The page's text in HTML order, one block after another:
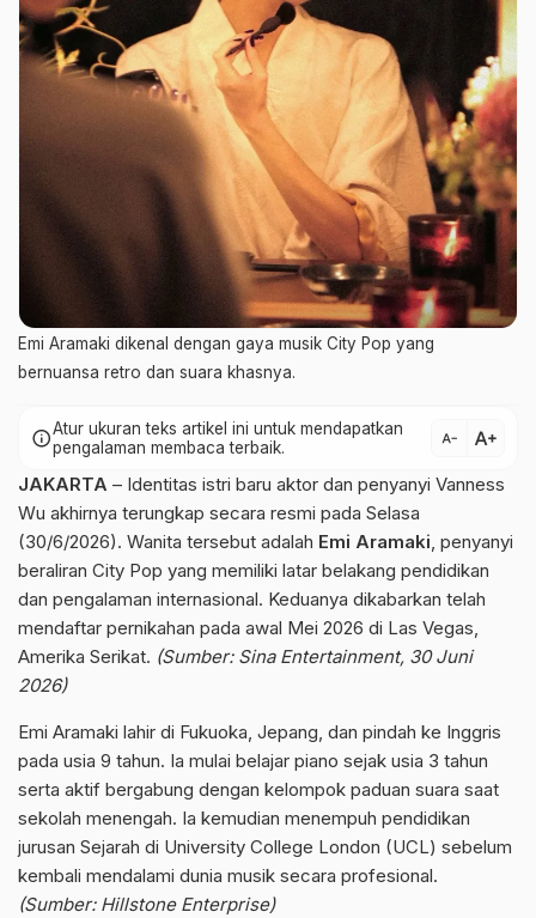
Emi Aramaki dikenal dengan gaya musik City Pop yang
bernuansa retro dan suara khasnya.
infoAtur ukuran teks artikel ini untuk mendapatkan
pengalaman membaca terbaik.
text_decrease text_increase
JAKARTA – Identitas istri baru aktor dan penyanyi Vanness
Wu akhirnya terungkap secara resmi pada Selasa
(30/6/2026). Wanita tersebut adalah Emi Aramaki, penyanyi
beraliran City Pop yang memiliki latar belakang pendidikan
dan pengalaman internasional. Keduanya dikabarkan telah
mendaftar pernikahan pada awal Mei 2026 di Las Vegas,
Amerika Serikat. (Sumber: Sina Entertainment, 30 Juni
2026)
Emi Aramaki lahir di Fukuoka, Jepang, dan pindah ke Inggris
pada usia 9 tahun. Ia mulai belajar piano sejak usia 3 tahun
serta aktif bergabung dengan kelompok paduan suara saat
sekolah menengah. Ia kemudian menempuh pendidikan
jurusan Sejarah di University College London (UCL) sebelum
kembali mendalami dunia musik secara profesional.
(Sumber: Hillstone Enterprise)